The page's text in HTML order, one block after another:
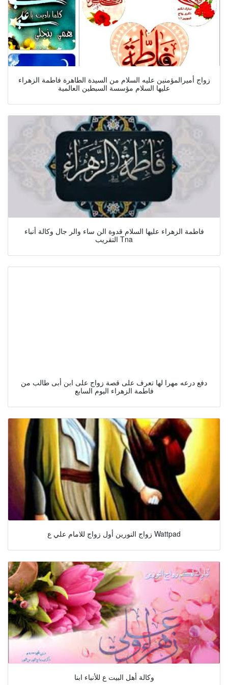
زواج أميرالمؤمنين عليه السلام من السيدة الطاهرة فاطمة الزهراء
عليها السلام مؤسسة السبطين العالمية
فاطمة الزهراء عليها السلام قدوة الن ساء والر جال وكالة أنباء
التقريب Tna
دفع درعه مهرا لها تعرف على قصة زواج على ابن أبى طالب من
فاطمة الزهراء اليوم السابع
زواج النورين أول زواج للامام علي ع Wattpad
وكالة أهل البيت ع للأنباء ابنا